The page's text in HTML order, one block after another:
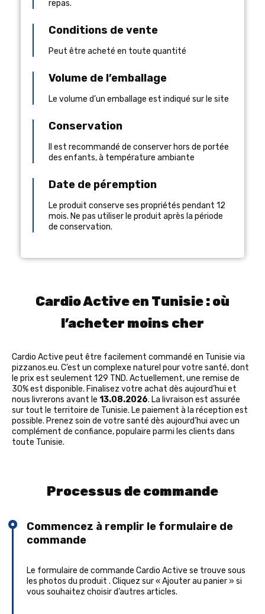
repas.
Conditions de vente
Peut être acheté en toute quantité
Volume de l’emballage
Le volume d’un emballage est indiqué sur le site
Conservation
Il est recommandé de conserver hors de portée
des enfants, à température ambiante
Date de péremption
Le produit conserve ses propriétés pendant 12
mois. Ne pas utiliser le produit après la période
de conservation.
Cardio Active en Tunisie : où
l’acheter moins cher
Cardio Active peut être facilement commandé en Tunisie via
pizzanos.eu. C’est un complexe naturel pour votre santé, dont
le prix est seulement 129 TND. Actuellement, une remise de
30% est disponible. Finalisez votre achat dès aujourd’hui et
nous livrerons avant le 13.08.2026. La livraison est assurée
sur tout le territoire de Tunisie. Le paiement à la réception est
possible. Prenez soin de votre santé dès aujourd’hui avec un
complément de confiance, populaire parmi les clients dans
toute Tunisie.
Processus de commande
Commencez à remplir le formulaire de
commande
Le formulaire de commande Cardio Active se trouve sous
les photos du produit . Cliquez sur « Ajouter au panier » si
vous souhaitez choisir d’autres articles.